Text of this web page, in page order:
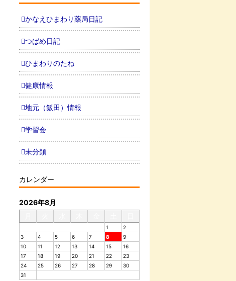
かなえひまわり薬局日記
つばめ日記
ひまわりのたね
健康情報
地元（飯田）情報
学習会
未分類
カレンダー
2026年8月
1
2
3
4 5 6 7 8
9
10
11 12 13 14 15
16
17
18 19 20 21 22
23
24
25 26 27 28 29
30
31